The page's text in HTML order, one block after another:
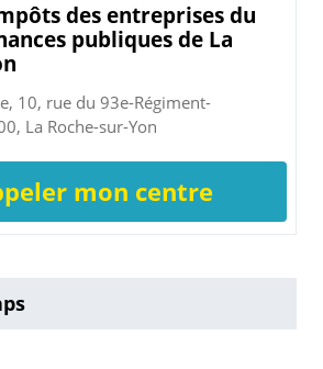
des entreprises du
publiques de La
10, rue du 93e-Régiment-
La Roche-sur-Yon
mon centre